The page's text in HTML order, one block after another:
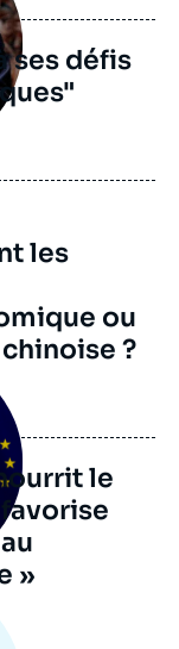
ses défis
les
ou
?
le
»